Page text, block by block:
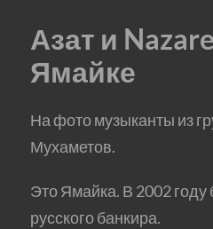
Азат и
Ямайке
На фото музыканты из
Мухаметов.
Это Ямайка. В 2002
русского банкира.